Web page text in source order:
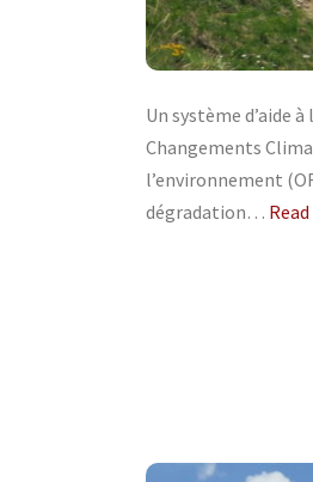
Un système d’aide
Changements
l’environnement
dégradation…